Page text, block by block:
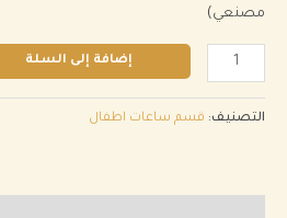
مصنعي)
إضافة إلى السلة
التصنيف: قسم ساعات اطفال